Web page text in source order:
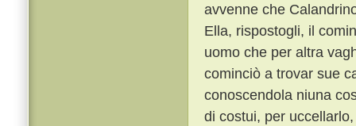
avvenne che
Ella, rispostogli, il
uomo che per altra
cominciò a trovar sue
conoscendola niuna
di costui, per